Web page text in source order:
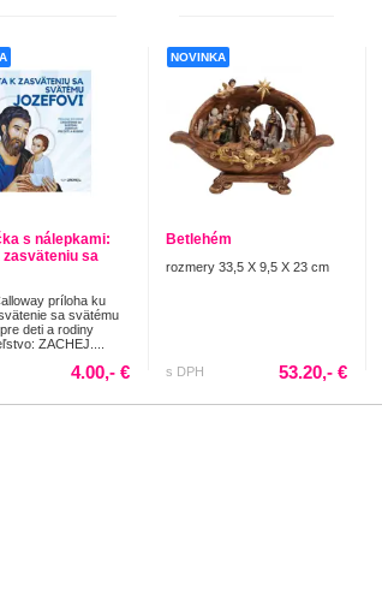
s nálepkami:
sa
príloha ku
sa svätému
deti a rodiny
ZACHEJ....
4.00,- €
NOVINKA
Betlehém
rozmery 33,5 X 9,5 X 23 cm
s DPH 53.20,- €